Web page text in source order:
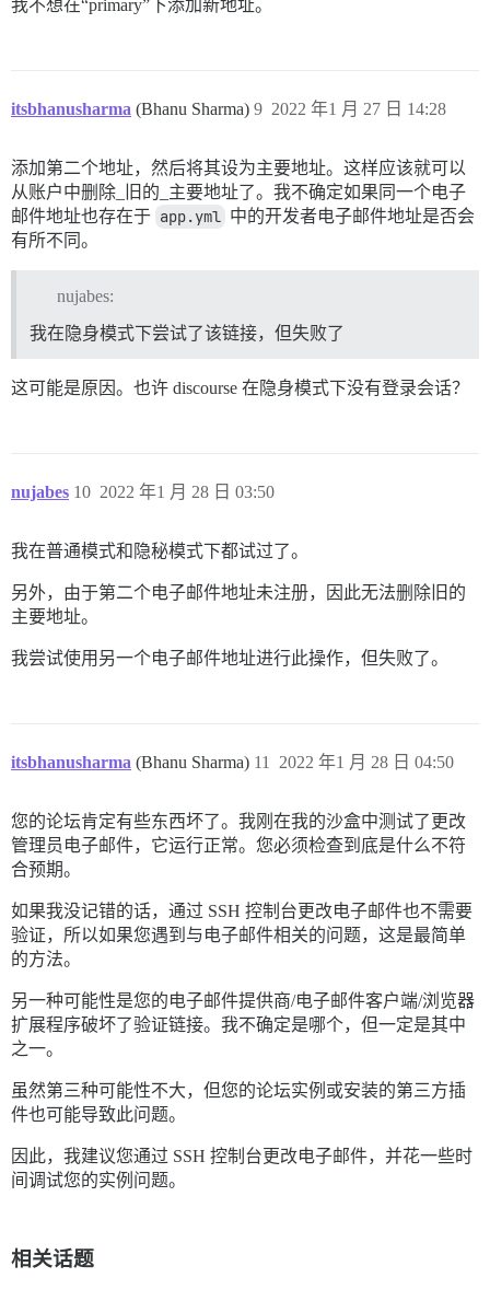
我不想在“primary”下添加新地址。
itsbhanusharma (Bhanu Sharma) 2022 年1 月 27 日 14:28
9
添加第二个地址，然后将其设为主要地址。这样应该就可以
从账户中删除_旧的_主要地址了。我不确定如果同一个电子
邮件地址也存在于 app.yml 中的开发者电子邮件地址是否会
有所不同。
nujabes:
我在隐身模式下尝试了该链接，但失败了
这可能是原因。也许 discourse 在隐身模式下没有登录会话？
nujabes 2022 年1 月 28 日 03:50
10
我在普通模式和隐秘模式下都试过了。
另外，由于第二个电子邮件地址未注册，因此无法删除旧的
主要地址。
我尝试使用另一个电子邮件地址进行此操作，但失败了。
itsbhanusharma (Bhanu Sharma) 2022 年1 月 28 日 04:50
11
您的论坛肯定有些东西坏了。我刚在我的沙盒中测试了更改
管理员电子邮件，它运行正常。您必须检查到底是什么不符
合预期。
如果我没记错的话，通过 SSH 控制台更改电子邮件也不需要
验证，所以如果您遇到与电子邮件相关的问题，这是最简单
的方法。
另一种可能性是您的电子邮件提供商/电子邮件客户端/浏览器
扩展程序破坏了验证链接。我不确定是哪个，但一定是其中
之一。
虽然第三种可能性不大，但您的论坛实例或安装的第三方插
件也可能导致此问题。
因此，我建议您通过 SSH 控制台更改电子邮件，并花一些时
间调试您的实例问题。
相关话题